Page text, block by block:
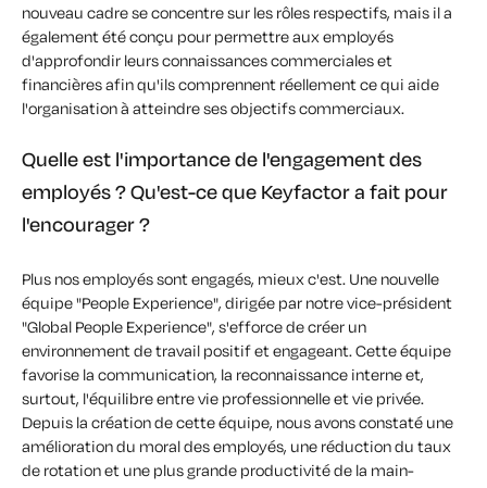
nouveau cadre se concentre sur les rôles respectifs, mais il a
également été conçu pour permettre aux employés
d'approfondir leurs connaissances commerciales et
financières afin qu'ils comprennent réellement ce qui aide
l'organisation à atteindre ses objectifs commerciaux.
Quelle est l'importance de l'engagement des
employés ? Qu'est-ce que Keyfactor a fait pour
l'encourager ?
Plus nos employés sont engagés, mieux c'est. Une nouvelle
équipe "People Experience", dirigée par notre vice-président
"Global People Experience", s'efforce de créer un
environnement de travail positif et engageant. Cette équipe
favorise la communication, la reconnaissance interne et,
surtout, l'équilibre entre vie professionnelle et vie privée.
Depuis la création de cette équipe, nous avons constaté une
amélioration du moral des employés, une réduction du taux
de rotation et une plus grande productivité de la main-